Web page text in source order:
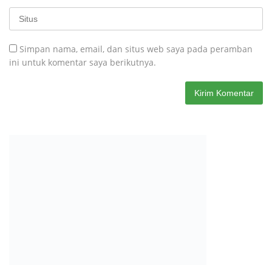
Simpan nama, email, dan situs web saya pada peramban
ini untuk komentar saya berikutnya.